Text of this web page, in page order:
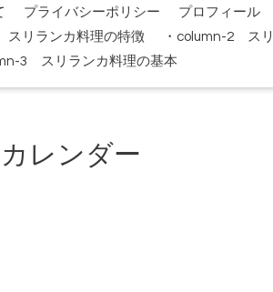
プライバシーポリシー プロフィール
リランカ料理の特徴
・column-2 ス
3 スリランカ料理の基本
カレンダー